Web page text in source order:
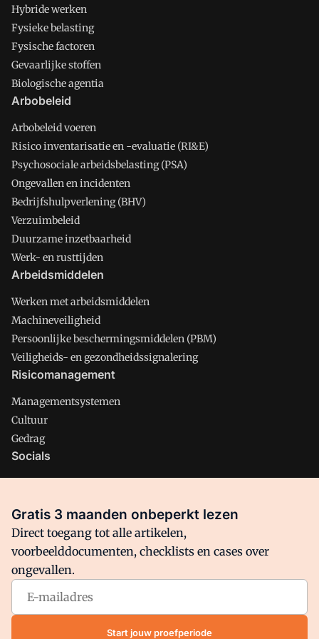
Hybride werken
Fysieke belasting
Fysische factoren
Gevaarlijke stoffen
Biologische agentia
Arbobeleid
Arbobeleid voeren
Risico inventarisatie en -evaluatie (RI&E)
Psychosociale arbeidsbelasting (PSA)
Ongevallen en incidenten
Bedrijfshulpverlening (BHV)
Verzuimbeleid
Duurzame inzetbaarheid
Werk- en rusttijden
Arbeidsmiddelen
Werken met arbeidsmiddelen
Machineveiligheid
Persoonlijke beschermingsmiddelen (PBM)
Veiligheids- en gezondheidssignalering
Risicomanagement
Managementsystemen
Cultuur
Gedrag
Socials
Facebook
Arbo is onderdeel van VMN media. Lees inons manifestwaar
VMN media voor staat. Op gebruik van deze site zijn de
volgende regelingen van toepassing:Algemene Voorwaarden
Privacy en Cookie beleid|Privacy instellingen
Gratis 3 maanden onbeperkt lezen
Direct toegang tot alle artikelen,
voorbeelddocumenten, checklists en cases over
ongevallen.
Start jouw proefperiode